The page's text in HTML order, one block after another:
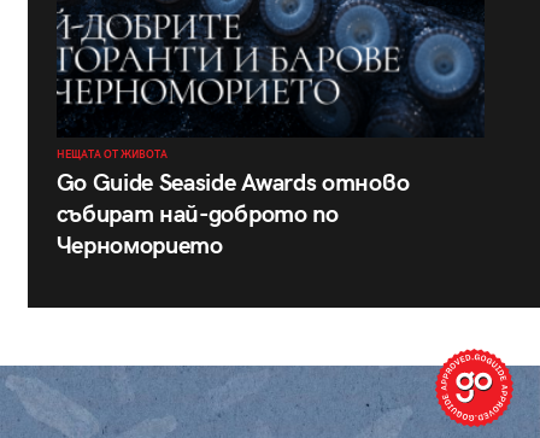
НЕЩАТА ОТ ЖИВОТА
Go Guide Seaside Awards отново
събират най-доброто по
Черноморието